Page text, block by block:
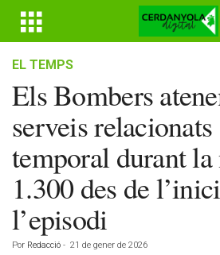
EL TEMPS
Els Bombers
serveis
temporal durant
1.300 des de
l’episodi
Por Redacció - 21 de gener de 2026